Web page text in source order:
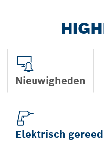
Nieuwigheden
Elektrisch